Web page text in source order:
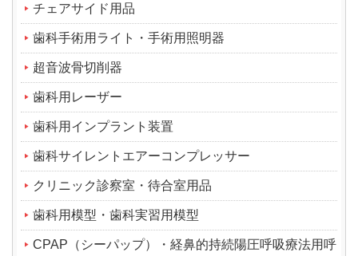
チェアサイド用品
歯科手術用ライト・手術用照明器
超音波骨切削器
歯科用レーザー
歯科用インプラント装置
歯科サイレントエアーコンプレッサー
クリニック診察室・待合室用品
歯科用模型・歯科実習用模型
CPAP（シーパップ）・経鼻的持続陽圧呼吸療法用呼